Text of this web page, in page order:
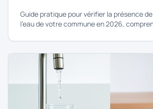
Guide pratique pour vérifier la présence de
l'eau de votre commune en 2026,